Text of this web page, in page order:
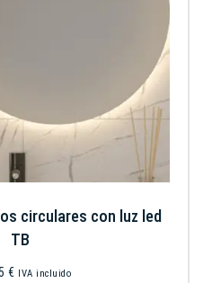
circulares con luz led
TB
€ IVA incluido